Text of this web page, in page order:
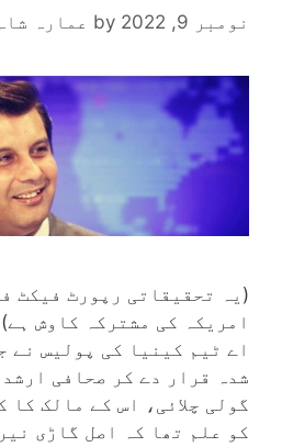
نومبر 9, 2022 by عمارہ شاہ
(یہ تحقیقاتی رپورٹ فیکٹ
امریکہ کی مشترکہ کاوش
اے ٹیم کینیا کی پولیس نے
شدہ قرار دے کر صحافی
گولی چلائی، اس کے مالک کا
کو علم تھا کہ اصل گاڑی